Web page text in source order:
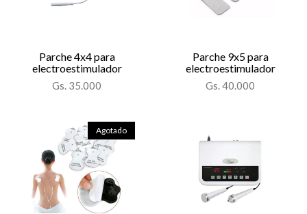
Parche 4x4 para
electroestimulador
Gs. 35.000
Parche 9x5 para
electroestimulador
Gs. 40.000
Agotado